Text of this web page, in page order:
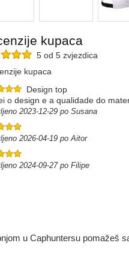
kupaca
5 od 5 zvjezdica
kupaca
Design top
o design e a qualidade do
2023-12-29 po Susana
2026-04-19 po Aitor
2024-09-27 po Filipe
u Caphuntersu pomažeš